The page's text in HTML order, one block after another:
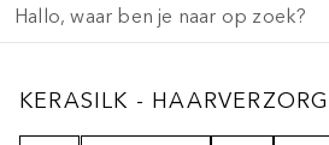
KERASILK -
KERASILK -